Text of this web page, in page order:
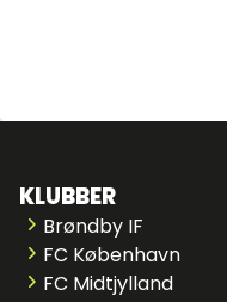
KLUBBER
Brøndby IF
FC København
FC Midtjylland